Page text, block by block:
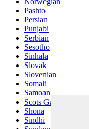
Pashto
Persian
Punjabi
Serbian
Sesotho
Sinhala
Slovak
Slovenian
Somali
Samoan
Scots Gaelic
Shona
Sindhi